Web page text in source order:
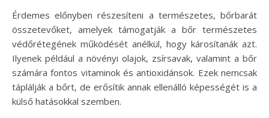
Érdemes előnyben részesíteni a természetes, bőrbarát
összetevőket, amelyek támogatják a bőr természetes
védőrétegének működését anélkül, hogy károsítanák azt.
Ilyenek például a növényi olajok, zsírsavak, valamint a bőr
számára fontos vitaminok és antioxidánsok. Ezek nemcsak
táplálják a bőrt, de erősítik annak ellenálló képességét is a
külső hatásokkal szemben.